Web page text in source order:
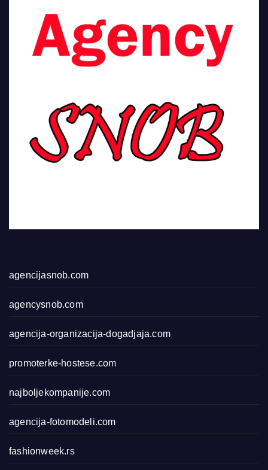
agencijasnob.com
agencysnob.com
agencija-organizacija-dogadjaja.com
promoterke-hostese.com
najboljekompanije.com
agencija-fotomodeli.com
fashionweek.rs